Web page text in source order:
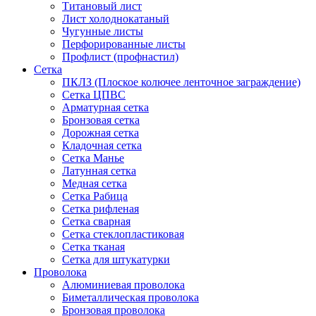
Титановый лист
Лист холоднокатаный
Чугунные листы
Перфорированные листы
Профлист (профнастил)
Сетка
ПКЛЗ (Плоское колючее ленточное заграждение)
Сетка ЦПВС
Арматурная сетка
Бронзовая сетка
Дорожная сетка
Кладочная сетка
Сетка Манье
Латунная сетка
Медная сетка
Сетка Рабица
Сетка рифленая
Сетка сварная
Сетка стеклопластиковая
Сетка тканая
Сетка для штукатурки
Проволока
Алюминиевая проволока
Биметаллическая проволока
Бронзовая проволока